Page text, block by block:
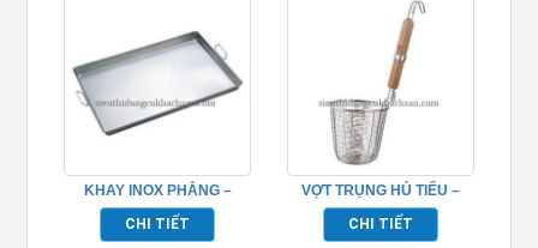
KHAY INOX PHẲNG –
TP696060
CHI TIẾT
VỢT TRỤNG HỦ TIẾU –
TP696164
CHI TIẾT